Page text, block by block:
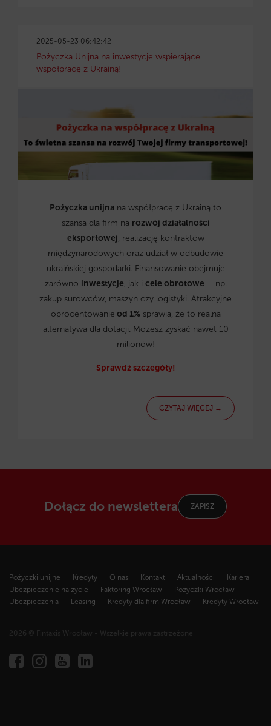
2025-05-23 06:42:42
Pożyczka Unijna na inwestycje wspierające
współpracę z Ukrainą!
Pożyczka unijna na współpracę z Ukrainą to
szansa dla firm na rozwój działalności
eksportowej, realizację kontraktów
międzynarodowych oraz udział w odbudowie
ukraińskiej gospodarki. Finansowanie obejmuje
zarówno inwestycje, jak i cele obrotowe – np.
zakup surowców, maszyn czy logistyki. Atrakcyjne
oprocentowanie od 1%sprawia, że to realna
alternatywa dla dotacji. Możesz zyskać nawet 10
milionów!
Sprawdź szczegóły!
CZYTAJ WIĘCEJ →
Dołącz do newslettera ZAPISZ
Pożyczki unijne Kredyty O nas Kontakt Aktualności
Kariera
Ubezpieczenie na życie
Faktoring Wrocław
Pożyczki Wrocław
Ubezpieczenia
Leasing Kredyty dla firm Wrocław Kredyty Wrocław
2026 © Fintaxis Wrocław - Wszelkie prawa zastrzeżone